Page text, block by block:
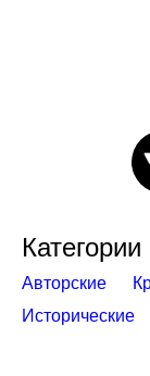
Категории
Авторские
Исторические